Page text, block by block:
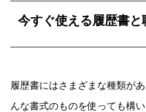
今すぐ使える履歴書
履歴書にはさまざまな種類が
んな書式のものを使っても構い